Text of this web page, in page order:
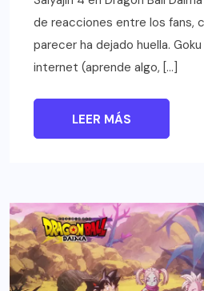
de reacciones entre los fans,
parecer ha dejado huella.
internet (aprende algo, […]
LEER MÁS